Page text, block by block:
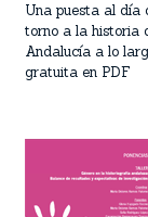
Una puesta al día
torno a la historia
Andalucía a lo
gratuita en PDF